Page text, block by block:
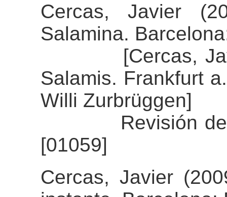
Cercas, Javier
Salamina.
[Cercas, Javier
Salamis. Frankfurt
Willi Zurbrüggen]
Revisión del
[01059]
Cercas, Javier